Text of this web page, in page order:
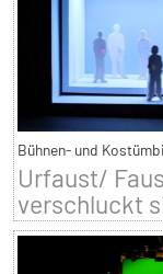
Bühnen- und
Urfaust/
verschluckt